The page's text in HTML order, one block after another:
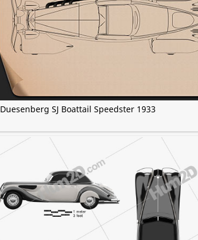
Duesenberg SJ Boattail Speedster 1933